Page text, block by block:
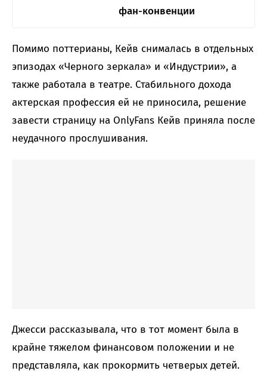
фан-конвенции
Помимо поттерианы, Кейв снималась в отдельных
эпизодах «Черного зеркала» и «Индустрии», а
также работала в театре. Стабильного дохода
актерская профессия ей не приносила, решение
завести страницу на OnlyFans Кейв приняла после
неудачного прослушивания.
Джесси рассказывала, что в тот момент была в
крайне тяжелом финансовом положении и не
представляла, как прокормить четверых детей.